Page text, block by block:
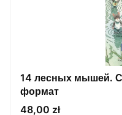
14 лесных мышей.
формат
Cena
48,00 zł